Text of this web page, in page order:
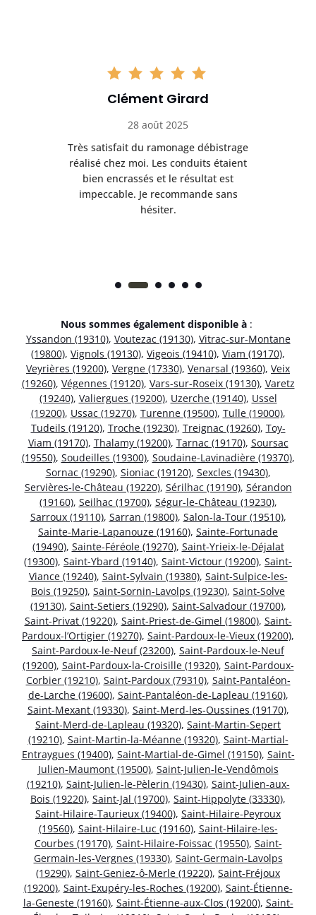
Clément Girard
28 août 2025
Très satisfait du ramonage débistrage
réalisé chez moi. Les conduits étaient
bien encrassés et le résultat est
impeccable. Je recommande sans
hésiter.
Nous sommes également disponible à :
Yssandon (19310), Voutezac (19130), Vitrac-sur-Montane
(19800), Vignols (19130), Vigeois (19410), Viam (19170),
Veyrières (19200), Vergne (17330), Venarsal (19360), Veix
(19260), Végennes (19120), Vars-sur-Roseix (19130), Varetz
(19240), Valiergues (19200), Uzerche (19140), Ussel
(19200), Ussac (19270), Turenne (19500), Tulle (19000),
Tudeils (19120), Troche (19230), Treignac (19260), Toy-
Viam (19170), Thalamy (19200), Tarnac (19170), Soursac
(19550), Soudeilles (19300), Soudaine-Lavinadière (19370),
Sornac (19290), Sioniac (19120), Sexcles (19430),
Servières-le-Château (19220), Sérilhac (19190), Sérandon
(19160), Seilhac (19700), Ségur-le-Château (19230),
Sarroux (19110), Sarran (19800), Salon-la-Tour (19510),
Sainte-Marie-Lapanouze (19160), Sainte-Fortunade
(19490), Sainte-Féréole (19270), Saint-Yrieix-le-Déjalat
(19300), Saint-Ybard (19140), Saint-Victour (19200), Saint-
Viance (19240), Saint-Sylvain (19380), Saint-Sulpice-les-
Bois (19250), Saint-Sornin-Lavolps (19230), Saint-Solve
(19130), Saint-Setiers (19290), Saint-Salvadour (19700),
Saint-Privat (19220), Saint-Priest-de-Gimel (19800), Saint-
Pardoux-l’Ortigier (19270), Saint-Pardoux-le-Vieux (19200),
Saint-Pardoux-le-Neuf (23200), Saint-Pardoux-le-Neuf
(19200), Saint-Pardoux-la-Croisille (19320), Saint-Pardoux-
Corbier (19210), Saint-Pardoux (79310), Saint-Pantaléon-
de-Larche (19600), Saint-Pantaléon-de-Lapleau (19160),
Saint-Mexant (19330), Saint-Merd-les-Oussines (19170),
Saint-Merd-de-Lapleau (19320), Saint-Martin-Sepert
(19210), Saint-Martin-la-Méanne (19320), Saint-Martial-
Entraygues (19400), Saint-Martial-de-Gimel (19150), Saint-
Julien-Maumont (19500), Saint-Julien-le-Vendômois
(19210), Saint-Julien-le-Pèlerin (19430), Saint-Julien-aux-
Bois (19220), Saint-Jal (19700), Saint-Hippolyte (33330),
Saint-Hilaire-Taurieux (19400), Saint-Hilaire-Peyroux
(19560), Saint-Hilaire-Luc (19160), Saint-Hilaire-les-
Courbes (19170), Saint-Hilaire-Foissac (19550), Saint-
Germain-les-Vergnes (19330), Saint-Germain-Lavolps
(19290), Saint-Geniez-ô-Merle (19220), Saint-Fréjoux
(19200), Saint-Exupéry-les-Roches (19200), Saint-Étienne-
la-Geneste (19160), Saint-Étienne-aux-Clos (19200), Saint-